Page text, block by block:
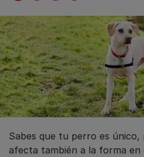
Sabes que tu perro es único,
afecta también a la forma en